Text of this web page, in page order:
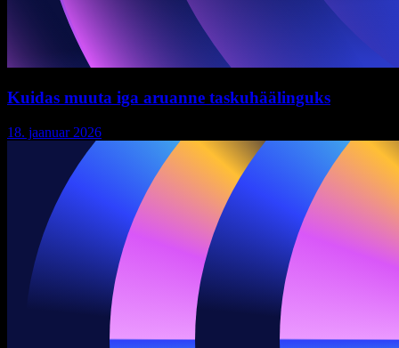
Kuidas muuta iga aruanne taskuhäälinguks
18. jaanuar 2026